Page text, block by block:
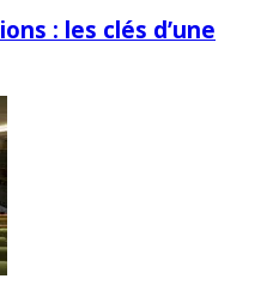
: les clés d’une